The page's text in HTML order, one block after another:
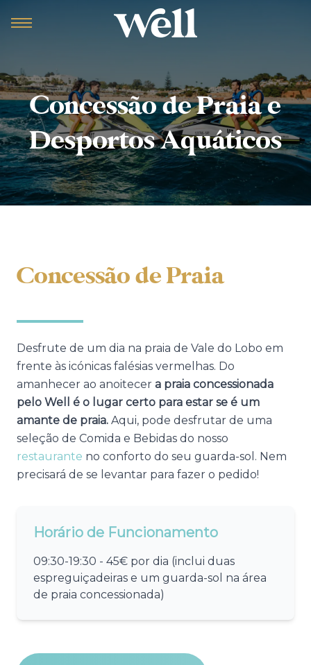
Concessão de Praia e
Desportos Aquáticos
Concessão de Praia
Desfrute de um dia na praia de Vale do Lobo em
frente às icónicas falésias vermelhas. Do
amanhecer ao anoitecer a praia concessionada
pelo Well é o lugar certo para estar se é um
amante de praia. Aqui, pode desfrutar de uma
seleção de Comida e Bebidas do nosso
restaurante no conforto do seu guarda-sol. Nem
precisará de se levantar para fazer o pedido!
Horário de Funcionamento
09:30-19:30 - 45€ por dia (inclui duas
espreguiçadeiras e um guarda-sol na área
de praia concessionada)